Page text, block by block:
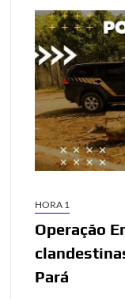
HORA 1
Operação
Pará